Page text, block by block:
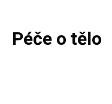
Péče o tělo